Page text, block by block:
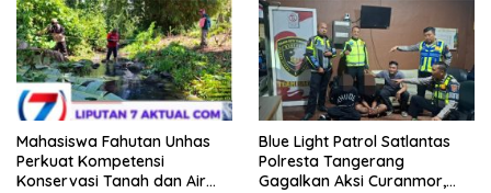
Kebangsaan
Mahasiswa Fahutan Unhas
Perkuat Kompetensi
Konservasi Tanah dan Air
Blue Light Patrol Satlantas
Polresta Tangerang
Gagalkan Aksi Curanmor,